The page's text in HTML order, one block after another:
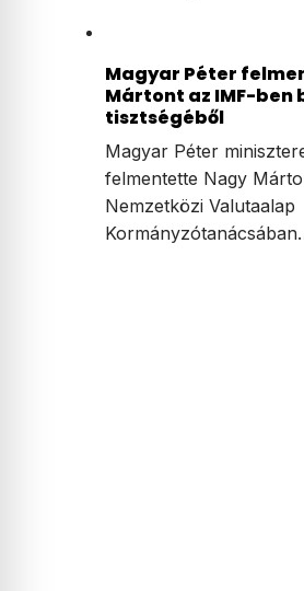
Magyar Péter
Mártont az IMF-
tisztségéből
Magyar Péter
felmentette Nagy
Nemzetközi Valutaalap